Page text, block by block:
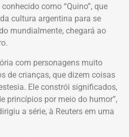
como “Quino”, que
cultura argentina para se
mundialmente, chegará ao
com personagens muito
de crianças, que dizem coisas
Ele constrói significados,
princípios por meio do humor”,
a série, à Reuters em uma